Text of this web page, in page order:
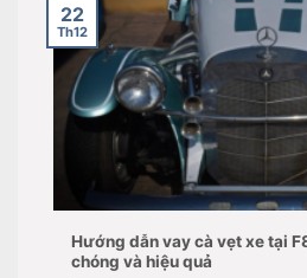
Hướng dẫn vay cà vẹt xe tại
chóng và hiệu quả
22
Th12